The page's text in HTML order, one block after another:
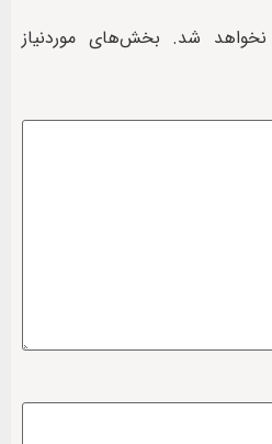
نخواهد شد. بخش‌های موردنیاز